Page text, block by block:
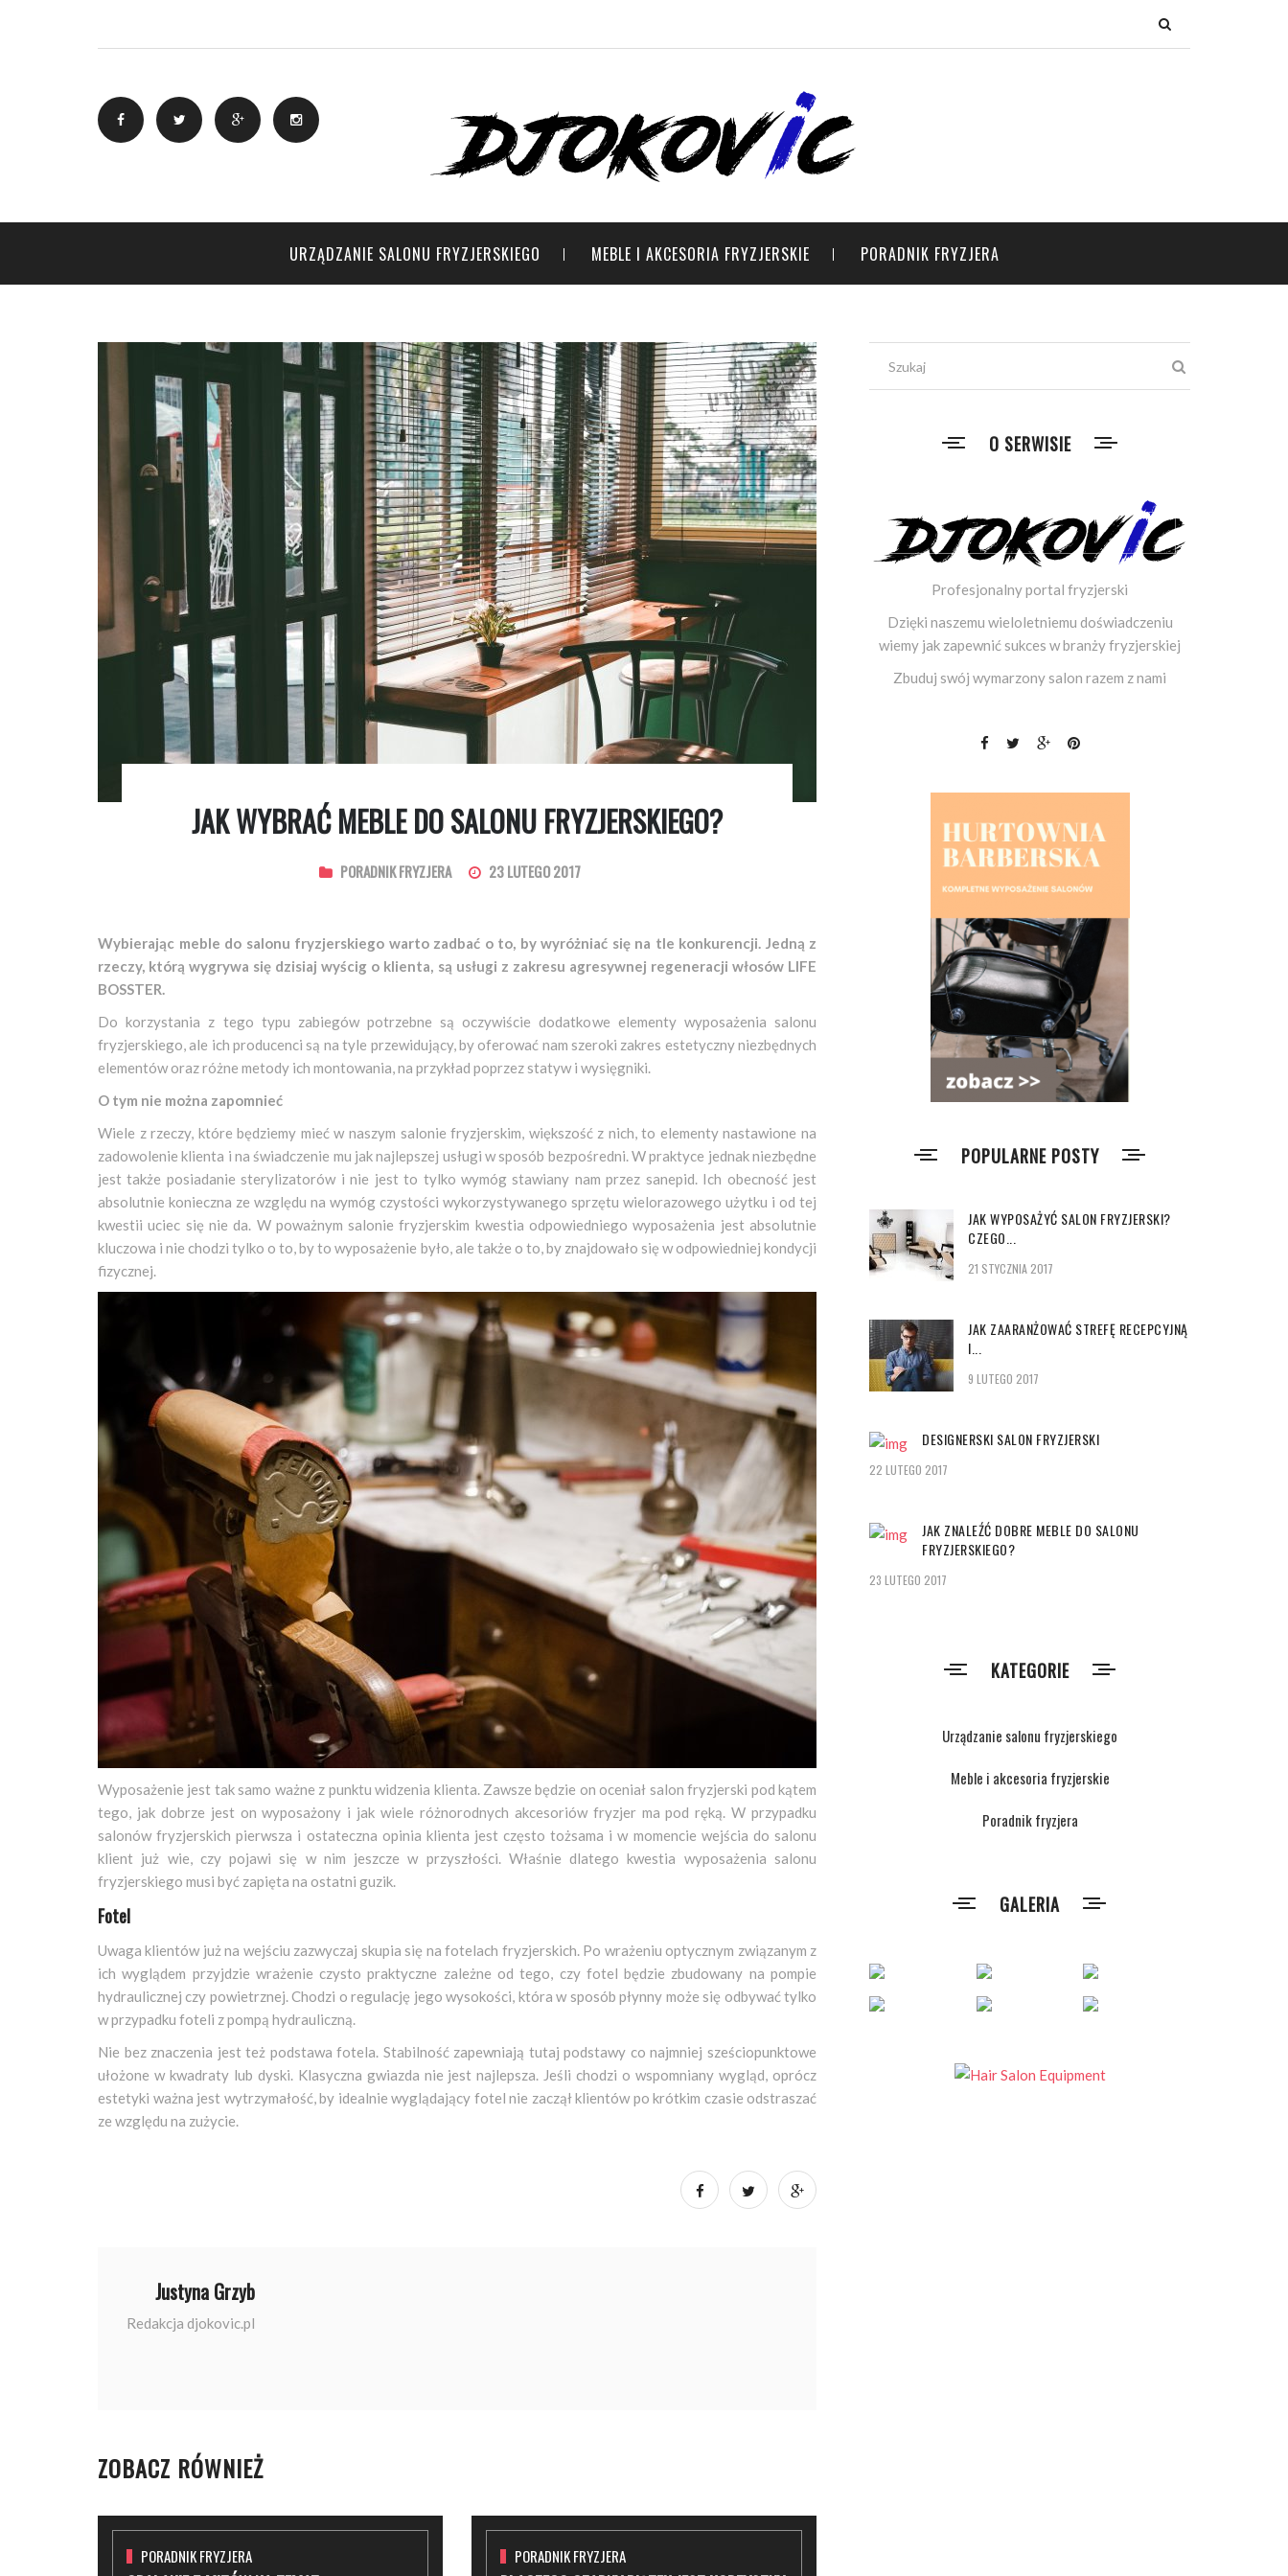
×
URZĄDZANIE SALONU FRYZJERSKIEGO MEBLE I AKCESORIA FRYZJERSKIE PORADNIK FRYZJERA
JAK WYBRAĆ MEBLE DO SALONU FRYZJERSKIEGO?
PORADNIK FRYZJERA 23 LUTEGO 2017
Wybierając meble do salonu fryzjerskiego warto zadbać o to, by wyróżniać się na tle konkurencji. Jedną z
rzeczy, którą wygrywa się dzisiaj wyścig o klienta, są usługi z zakresu agresywnej regeneracji włosów LIFE
BOSSTER.
Do korzystania z tego typu zabiegów potrzebne są oczywiście dodatkowe elementy wyposażenia salonu
fryzjerskiego, ale ich producenci są na tyle przewidujący, by oferować nam szeroki zakres estetyczny niezbędnych
elementów oraz różne metody ich montowania, na przykład poprzez statyw i wysięgniki.
O tym nie można zapomnieć
Wiele z rzeczy, które będziemy mieć w naszym salonie fryzjerskim, większość z nich, to elementy nastawione na
zadowolenie klienta i na świadczenie mu jak najlepszej usługi w sposób bezpośredni. W praktyce jednak niezbędne
jest także posiadanie sterylizatorów i nie jest to tylko wymóg stawiany nam przez sanepid. Ich obecność jest
absolutnie konieczna ze względu na wymóg czystości wykorzystywanego sprzętu wielorazowego użytku i od tej
kwestii uciec się nie da. W poważnym salonie fryzjerskim kwestia odpowiedniego wyposażenia jest absolutnie
kluczowa i nie chodzi tylko o to, by to wyposażenie było, ale także o to, by znajdowało się w odpowiedniej kondycji
fizycznej.
Wyposażenie jest tak samo ważne z punktu widzenia klienta. Zawsze będzie on oceniał salon fryzjerski pod kątem
tego, jak dobrze jest on wyposażony i jak wiele różnorodnych akcesoriów fryzjer ma pod ręką. W przypadku
salonów fryzjerskich pierwsza i ostateczna opinia klienta jest często tożsama i w momencie wejścia do salonu
klient już wie, czy pojawi się w nim jeszcze w przyszłości. Właśnie dlatego kwestia wyposażenia salonu
fryzjerskiego musi być zapięta na ostatni guzik.
Fotel
Uwaga klientów już na wejściu zazwyczaj skupia się na fotelach fryzjerskich. Po wrażeniu optycznym związanym z
ich wyglądem przyjdzie wrażenie czysto praktyczne zależne od tego, czy fotel będzie zbudowany na pompie
hydraulicznej czy powietrznej. Chodzi o regulację jego wysokości, która w sposób płynny może się odbywać tylko
w przypadku foteli z pompą hydrauliczną.
Nie bez znaczenia jest też podstawa fotela. Stabilność zapewniają tutaj podstawy co najmniej sześciopunktowe
ułożone w kwadraty lub dyski. Klasyczna gwiazda nie jest najlepsza. Jeśli chodzi o wspomniany wygląd, oprócz
estetyki ważna jest wytrzymałość, by idealnie wyglądający fotel nie zaczął klientów po krótkim czasie odstraszać
ze względu na zużycie.
Justyna Grzyb
Redakcja djokovic.pl
ZOBACZ RÓWNIEŻ
PORADNIK FRYZJERA PORADNIK FRYZJERA
O SERWISIE
Profesjonalny portal fryzjerski
Dzięki naszemu wieloletniemu doświadczeniu
wiemy jak zapewnić sukces w branży fryzjerskiej
Zbuduj swój wymarzony salon razem z nami
POPULARNE POSTY
JAK WYPOSAŻYĆ SALON FRYZJERSKI?
CZEGO...
21 STYCZNIA 2017
JAK ZAARANŻOWAĆ STREFĘ RECEPCYJNĄ
I...
9 LUTEGO 2017
DESIGNERSKI SALON FRYZJERSKI
22 LUTEGO 2017
JAK ZNALEŹĆ DOBRE MEBLE DO SALONU
FRYZJERSKIEGO?
23 LUTEGO 2017
KATEGORIE
Urządzanie salonu fryzjerskiego
Meble i akcesoria fryzjerskie
Poradnik fryzjera
GALERIA